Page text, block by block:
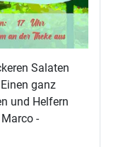
Salaten
ganz
und Helfern
-